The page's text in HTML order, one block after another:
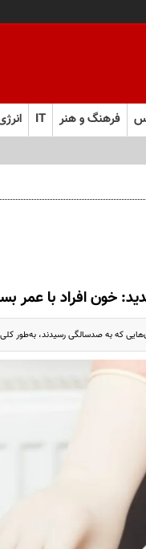
فرهنگ و هنر IT
خون افراد با عمر
که به صدسالگی رسیدند، به‌طور